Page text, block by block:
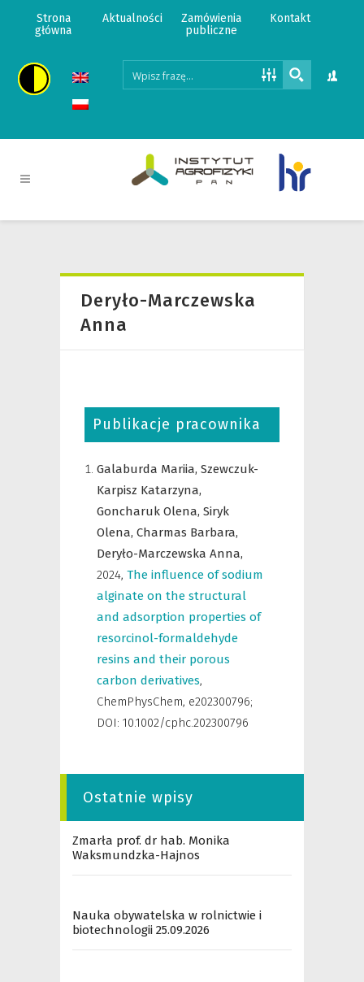
Strona
główna
Aktualności
Zamówienia
publiczne
Kontakt
Deryło-Marczewska
Anna
Publikacje pracownika
Galaburda Mariia, Szewczuk-
Karpisz Katarzyna,
Goncharuk Olena, Siryk
Olena, Charmas Barbara,
Deryło-Marczewska Anna,
2024, The influence of sodium
alginate on the structural
and adsorption properties of
resorcinol-formaldehyde
resins and their porous
carbon derivatives,
ChemPhysChem, e202300796;
DOI: 10.1002/cphc.202300796
Ostatnie wpisy
Zmarła prof. dr hab. Monika
Waksmundzka-Hajnos
Nauka obywatelska w rolnictwie i
biotechnologii 25.09.2026